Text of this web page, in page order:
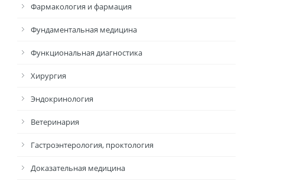
Фармакология и фармация
Фундаментальная медицина
Функциональная диагностика
Хирургия
Эндокринология
Ветеринария
Гастроэнтерология, проктология
Доказательная медицина